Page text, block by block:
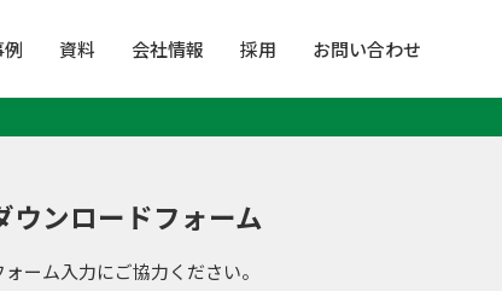
資料 会社情報 採用 お問い合わせ
ウンロードフォーム
ーム入力にご協力ください。